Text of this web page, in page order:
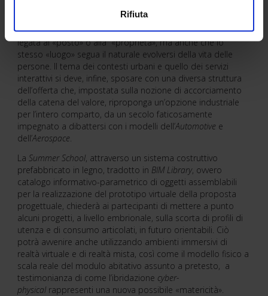
Rifiuta
progettare ed erogare digitalmente servizi, per cui può
essere che vi sia un nomadismo dell’Occupancynon più
legata al «posto» o alla “«proprietà», ma anche che lo
stesso «luogo» segua il naturale evolversi della vita delle
persone. Il tema dei contesti urbani e quello dei servizi
interattivi si deve, infine, sposare con una diversa struttura
dell’offerta che, impostata sulla nozione di accorciamento
della catena del valore, riproponga un’opzione industriale
per l’intero comparto, da un secolo faticosamente
impegnato a dibattersi con i modelli dell’Automotive e
dell’Aerospace.
La Summer School, attraverso un sistema costruttivo
prefabbricato in legno, tradotto in BIM Library, ovvero
catalogo informativo-parametrico di oggetti assemblabili
per la realizzazione del prototipo virtuale della proposta
progettuale, chiederà ai partecipanti di mettere a punto
alcuni progetti, a livello embrionale, sulla scorta di profili di
utenza e di consumo articolati, in futuro orientabili. Ciò
potrà avvenire anche utilizzando ambienti immersivi di
realtà virtuale e di realtà mista, così come il modello fisico a
scala reale del modulo abitativo assunto a pretesto, a
testimonianza di come l’ibridazione cyber-
physical rappresenti una nuova possibile «matericità».